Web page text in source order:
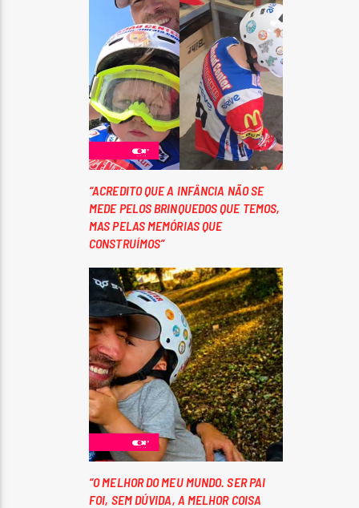
“ACREDITO QUE A INFÂNCIA NÃO SE
MEDE PELOS BRINQUEDOS QUE TEMOS,
MAS PELAS MEMÓRIAS QUE
CONSTRUÍMOS”
“O MELHOR DO MEU MUNDO. SER PAI
FOI, SEM DÚVIDA, A MELHOR COISA